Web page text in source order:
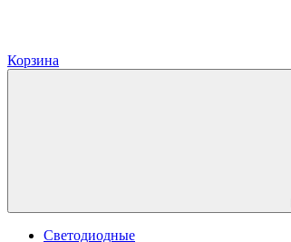
Корзина
Светодиодные